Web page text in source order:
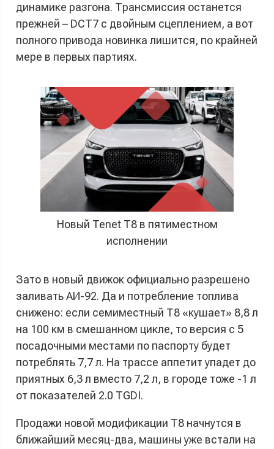
динамике разгона. Трансмиссия останется
прежней – DCT7 с двойным сцеплением, а вот
полного привода новинка лишится, по крайней
мере в первых партиях.
Новый Tenet T8 в пятиместном
исполнении
Зато в новый движок официально разрешено
заливать АИ-92. Да и потребление топлива
снижено: если семиместный T8 «кушает» 8,8 л
на 100 км в смешанном цикле, то версия с 5
посадочными местами по паспорту будет
потреблять 7,7 л. На трассе аппетит упадет до
приятных 6,3 л вместо 7,2 л, в городе тоже -1 л
от показателей 2.0 TGDI.
Продажи новой модификации T8 начнутся в
ближайший месяц-два, машины уже встали на